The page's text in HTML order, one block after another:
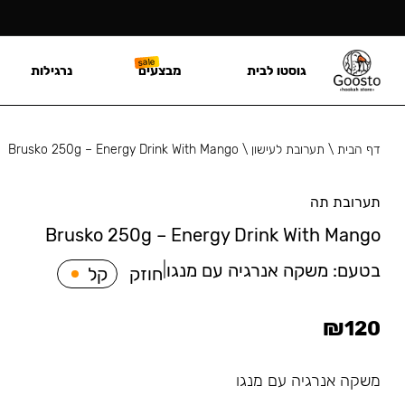
דף הבית\ תערובת לעישון \
Brusko 250g – Energy Drink With Mango
תערובת תה
Brusko 250g – Energy Drink With Mango
בטעם: משקה אנרגיה עם מנגו חוזק קל
₪120
משקה אנרגיה עם מנגו
גוסטו לבית מבצעים נרגילות